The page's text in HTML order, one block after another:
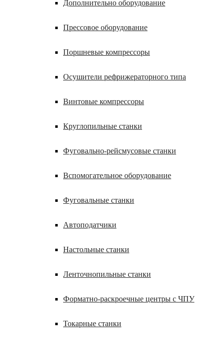
Дополнительно оборудование
Прессовое оборудование
Поршневые компрессоры
Осушители рефрижераторного типа
Винтовые компрессоры
Круглопильные станки
Фуговально-рейсмусовые станки
Вспомогательное оборудование
Фуговальные станки
Автоподатчики
Настольные станки
Ленточнопильные станки
Форматно-раскроечные центры с ЧПУ
Токарные станки